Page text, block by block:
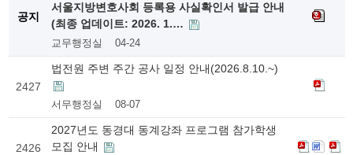
공지
서울지방변호사회 등록용 사실확인서 발급 안내
(최종 업데이트: 2026. 1.…
교무행정실 04-24
2427
법전원 주변 주간 공사 일정 안내(2026.8.10.~)
서무행정실 08-07
2426
2027년도 동경대 동계강좌 프로그램 참가학생
모집 안내